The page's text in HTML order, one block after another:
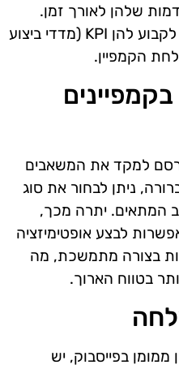
שלהן לאורך זמן.
מטרות מדידות הן אלו שניתן לקבוע להן KPI (מדדי ביצוע
הקמפיין.
למקד את המשאבים
ניתן לבחור את סוג
המתאים. יתרה מכך,
לבצע אופטימיזציה
בצורה מתמשכת, מה
בטווח הארוך.
בפייסבוק, יש